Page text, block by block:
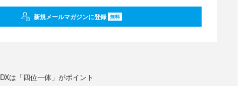
新規メールマガジンに登録 無料
DXは「四位一体」がポイント